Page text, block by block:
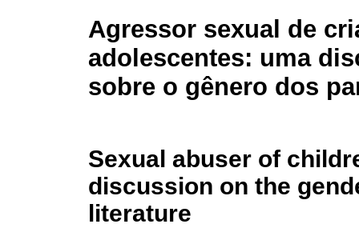
Agressor sexual de
adolescentes: uma
sobre o gênero dos
Sexual abuser of
discussion on the
literature